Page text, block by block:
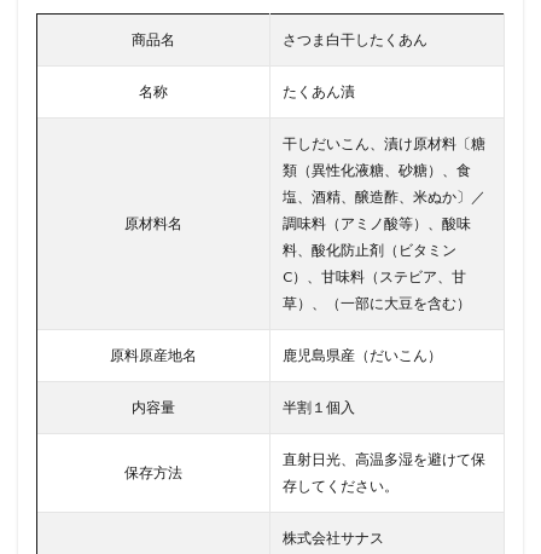
商品名 さつま白干したくあん
名称 たくあん漬
原材料名
干しだいこん、漬け原材料〔糖
類（異性化液糖、砂糖）、食
塩、酒精、醸造酢、米ぬか〕／
調味料（アミノ酸等）、酸味
料、酸化防止剤（ビタミン
C）、甘味料（ステビア、甘
草）、（一部に大豆を含む）
原料原産地名 鹿児島県産（だいこん）
内容量 半割１個入
保存方法
直射日光、高温多湿を避けて保
存してください。
株式会社サナス